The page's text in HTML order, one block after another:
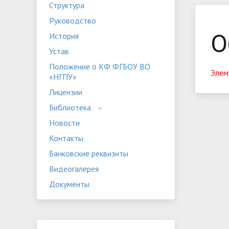
Устав
Банковские реквизиты
Программы дополнительного
образования
Мероприятия
Структура
Руководство
История
Устав
Положение о КФ ФГБОУ ВО
«НГПУ»
Лицензии
Библиотека
Новости
Контакты
Банковские реквизиты
Видеогалерея
Документы